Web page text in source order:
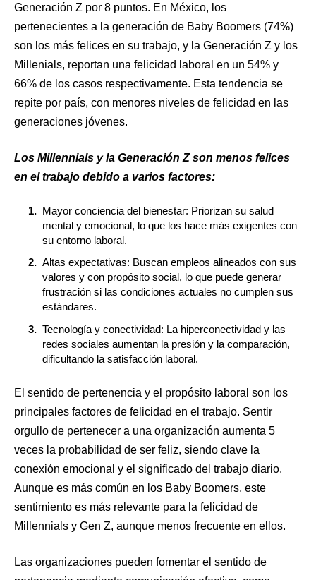
Generación Z por 8 puntos. En México, los
pertenecientes a la generación de Baby Boomers (74%)
son los más felices en su trabajo, y la Generación Z y los
Millenials, reportan una felicidad laboral en un 54% y
66% de los casos respectivamente. Esta tendencia se
repite por país, con menores niveles de felicidad en las
generaciones jóvenes.
Los Millennials y la Generación Z son menos felices
en el trabajo debido a varios factores:
Mayor conciencia del bienestar: Priorizan su salud
mental y emocional, lo que los hace más exigentes con
su entorno laboral.
Altas expectativas: Buscan empleos alineados con sus
valores y con propósito social, lo que puede generar
frustración si las condiciones actuales no cumplen sus
estándares.
Tecnología y conectividad: La hiperconectividad y las
redes sociales aumentan la presión y la comparación,
dificultando la satisfacción laboral.
El sentido de pertenencia y el propósito laboral son los
principales factores de felicidad en el trabajo. Sentir
orgullo de pertenecer a una organización aumenta 5
veces la probabilidad de ser feliz, siendo clave la
conexión emocional y el significado del trabajo diario.
Aunque es más común en los Baby Boomers, este
sentimiento es más relevante para la felicidad de
Millennials y Gen Z, aunque menos frecuente en ellos.
Las organizaciones pueden fomentar el sentido de